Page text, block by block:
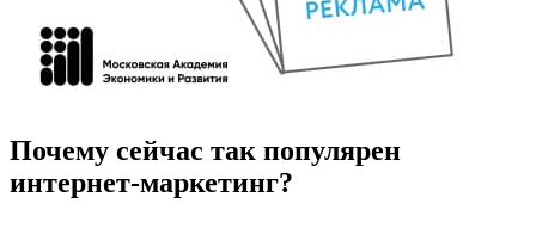
Почему сейчас так популярен
интернет-маркетинг?